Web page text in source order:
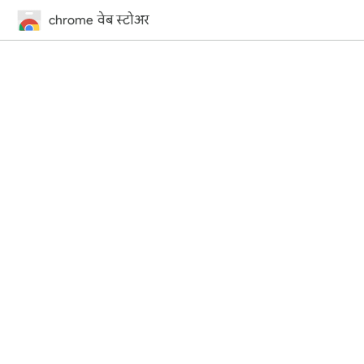
chrome वेब स्टोअर